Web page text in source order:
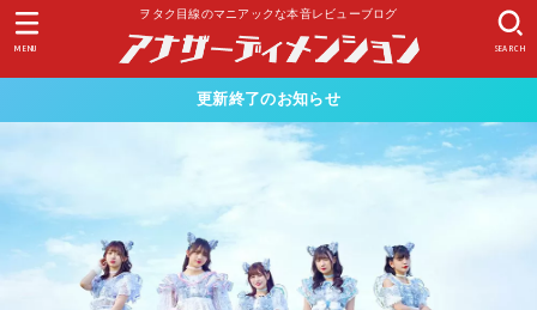
ヲタク目線のマニアックな本音レビューブログ
SEARCH
MENU
更新終了のお知らせ